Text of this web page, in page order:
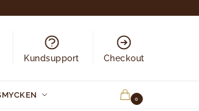
Kundsupport Checkout
0